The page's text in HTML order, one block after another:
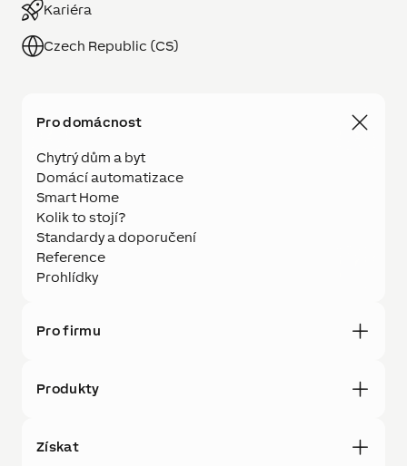
Kariéra
Czech Republic (CS)
Pro domácnost
Chytrý dům a byt
Domácí automatizace
Smart Home
Kolik to stojí?
Standardy a doporučení
Reference
Prohlídky
Pro firmu
Produkty
Získat